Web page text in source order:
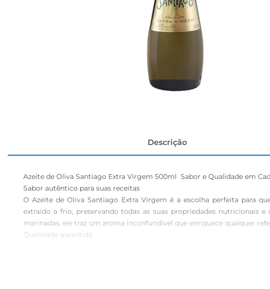
Descrição
Azeite de Oliva Santiago Extra Virgem 500ml  Sabor e Qualidade em
Sabor autêntico para suas receitas
O Azeite de Oliva Santiago Extra Virgem é a escolha perfeita para
extraído a frio, preservando todas as suas propriedades nutricionais
marinadas, ele traz um aroma inconfundível que enriquece qualquer
Qualidade garantida
produção, garantindo um produto de alta qualidade que atendeàs
cerveja